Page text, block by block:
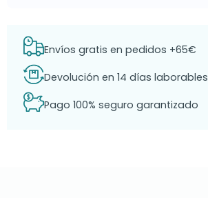
Envíos gratis en pedidos +65€
Devolución en 14 días laborables
Pago 100% seguro garantizado